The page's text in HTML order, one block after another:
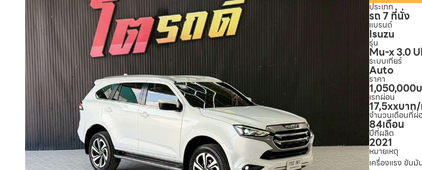
ประเภท
รถ 7 ที่นั่ง
แบรนด์
Isuzu
รุ่น
Mu-x 3.0
ระบบเกียร์
Auto
ราคา
1,050,000
เรทผ่อน
17,5xxบาท
จำนวนเดือนที่ผ่
84เดือน
ปีที่ผลิต
2021
หมายเหตุ
เครื่องแรง ขับ